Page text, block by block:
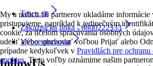
My a našich 18 partnerov ukladáme
pristupujeme, napríklad k jedinečným
cookie, za účelom spracúvania osobných
udeliť alebo spravovať voľbou Prijať alebo
prípadne kedykoľvek v Pravidlách pre
cookies. Tieto voľby oznámime našim
Tesco.sk
Zákaznícka linka - 0800222333
Výber obchodu
followUs